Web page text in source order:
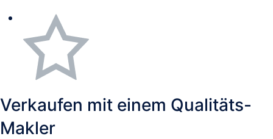
Verkaufen mit einem Qualitäts-
Makler